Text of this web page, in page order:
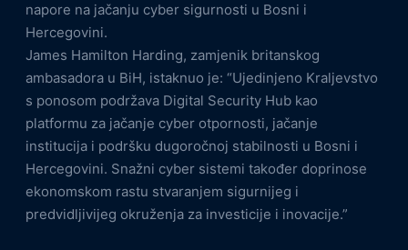
napore na jačanju cyber sigurnosti u Bosni i
Hercegovini.
James Hamilton Harding, zamjenik britanskog
ambasadora u BiH, istaknuo je: “Ujedinjeno Kraljevstvo
s ponosom podržava Digital Security Hub kao
platformu za jačanje cyber otpornosti, jačanje
institucija i podršku dugoročnoj stabilnosti u Bosni i
Hercegovini. Snažni cyber sistemi također doprinose
ekonomskom rastu stvaranjem sigurnijeg i
predvidljivijeg okruženja za investicije i inovacije.”